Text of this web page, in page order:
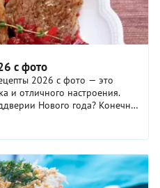
с фото
2026 с фото — это
и отличного настроения.
Нового года? Конечно,
застолье в кругу родных
мечты сбываются.